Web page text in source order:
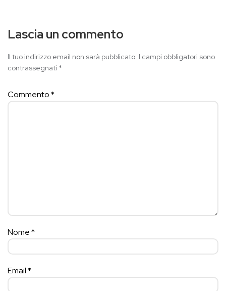
Lascia un commento
Il tuo indirizzo email non sarà pubblicato. I campi obbligatori sono
contrassegnati *
Commento*
Nome*
Email*